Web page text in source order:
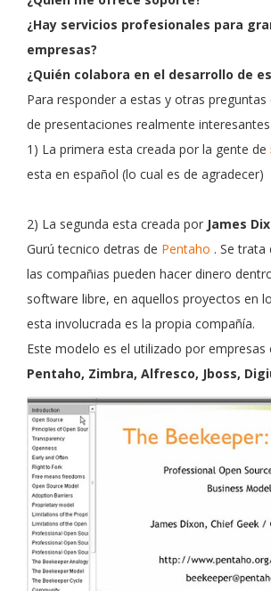
¿Hay servicios profesionales para
empresas?
¿Quién colabora en el desarrollo de
Para responder a estas y otras
de presentaciones realmente
1) La primera esta creada por la gente de
esta en español (lo cual es de agradecer)
2) La segunda esta creada por James
Gurú tecnico detras de Pentaho . Se trata
las compañias pueden hacer dinero
software libre, en aquellos proyectos en
esta involucrada es la propia compañía.
Este modelo es el utilizado por empresas
Pentaho, Zimbra, Alfresco, Jboss,